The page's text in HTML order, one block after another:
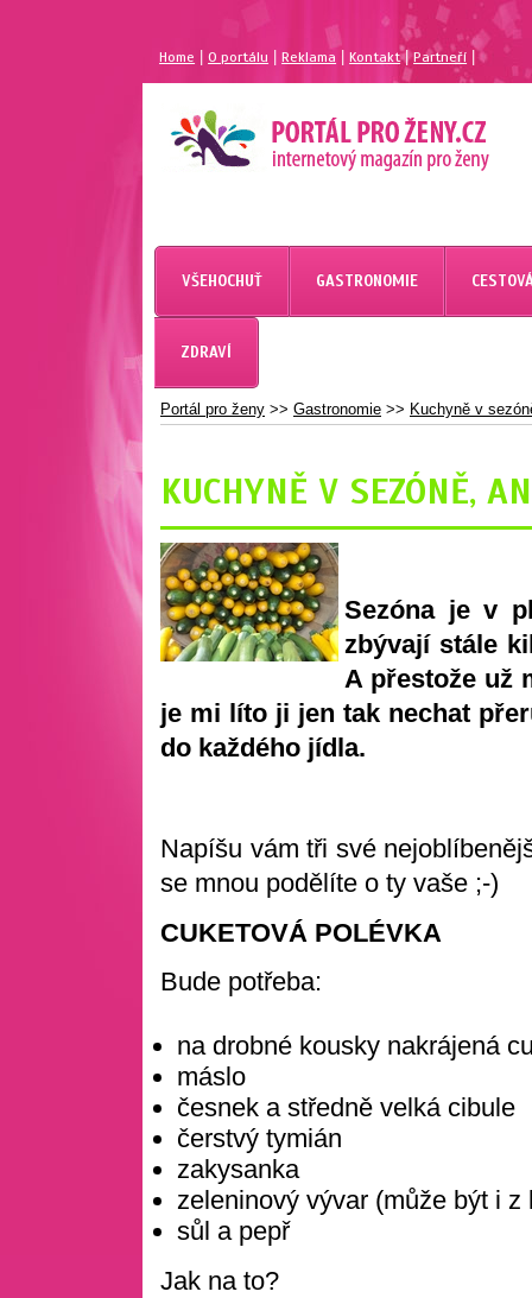
Home |O portálu Reklama Kontakt| Partneří
MAGAZÍN PRO ŽENY
PORTÁL PRO ŽENY.CZ
VŠEHOCHUŤ GASTRONOMIE
ZDRAVÍ
Portál pro ženy >> Gastronomie >> Kuchyně v
KUCHYNĚ V SEZÓNĚ,
Sezóna je v
zbývají stále
A přestože už
je mi líto ji jen tak nechat
do každého jídla.
Napíšu vám tři své
se mnou podělíte o ty vaše ;-)
CUKETOVÁ POLÉVKA
Bude potřeba:
na drobné kousky nakrájená
máslo
česnek a středně velká cibule
čerstvý tymián
zakysanka
zeleninový vývar (může být i z
sůl a pepř
Jak na to?